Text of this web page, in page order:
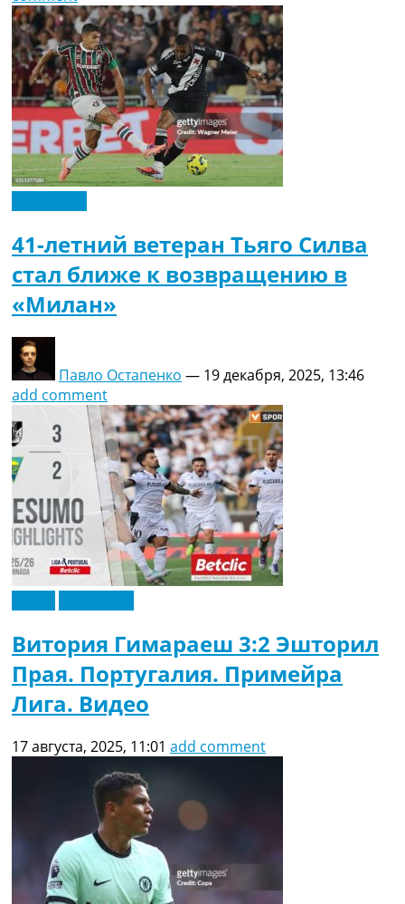
41-летний ветеран Тьяго Силва
стал ближе к возвращению в
«Милан»
Павло Остапенко — 19 декабря, 2025, 13:46
add comment
Витория Гимараеш 3:2 Эшторил
Прая. Португалия. Примейра
Лига. Видео
17 августа, 2025, 11:01 add comment